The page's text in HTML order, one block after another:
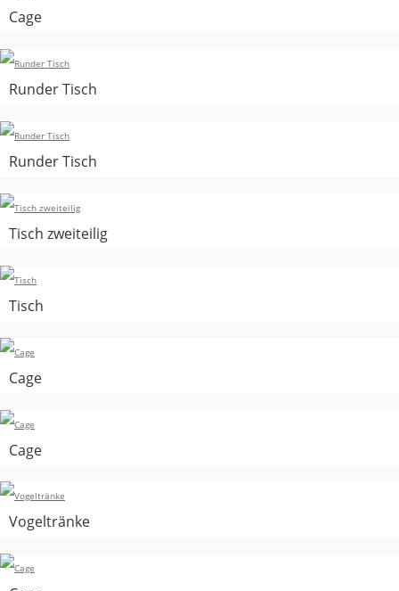
Cage
Runder Tisch
Runder Tisch
Tisch zweiteilig
Tisch
Cage
Cage
Vogeltränke